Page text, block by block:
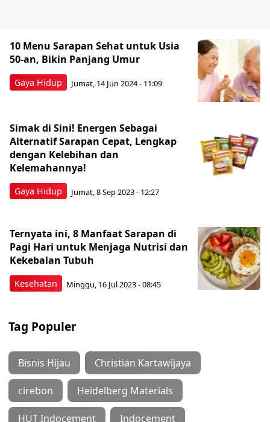
Gaya Hidup
10 Menu Sarapan Sehat untuk Usia
50-an, Bikin Panjang Umur
Jumat, 14 Jun 2024 - 11:09
Gaya Hidup
Simak di Sini! Energen Sebagai
Alternatif Sarapan Cepat, Lengkap
dengan Kelebihan dan
Kelemahannya!
Jumat, 8 Sep 2023 - 12:27
Kesehatan
Ternyata ini, 8 Manfaat Sarapan di
Pagi Hari untuk Menjaga Nutrisi dan
Kekebalan Tubuh
Minggu, 16 Jul 2023 - 08:45
Tag Populer
Bisnis Hijau Christian Kartawijaya
cirebon Heidelberg Materials
HUT Indocement Indocement